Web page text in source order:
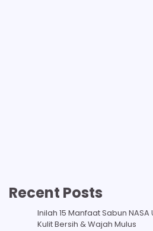
Recent Posts
Inilah 15 Manfaat Sabun
Kulit Bersih & Wajah Mulus